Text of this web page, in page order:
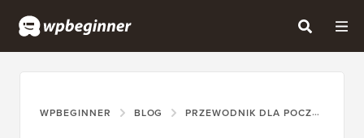
WPBEGINNER BLOG PRZEWODNIK DLA POCZĄTKUJĄCYCH